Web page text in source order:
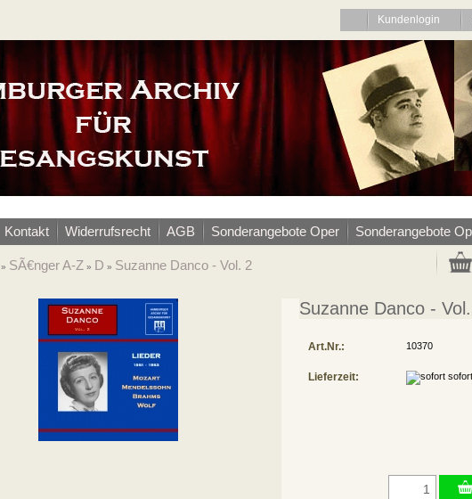
Kundenlogin
Kontakt Widerrufsrecht AGB Sonderangebote Oper Sonderangebote
» SÃ€nger A-Z » D » Suzanne Danco - Vol. 2
Suzanne Danco -
Art.Nr.: 10370
Lieferzeit: sofort